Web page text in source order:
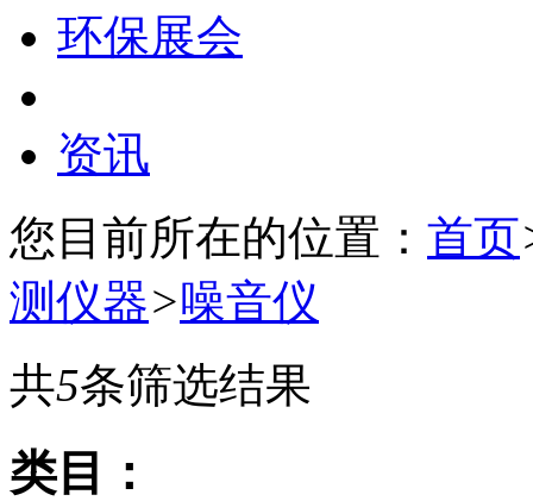
环保展会
资讯
您目前所在的位置： 首页
测仪器>噪音仪
共5条筛选结果
类目：